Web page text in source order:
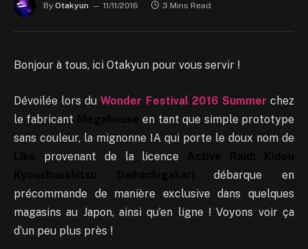
By Otakyun 11/11/2016 3 Mins Read
Bonjour à tous, ici Otakyun pour vous servir !
Dévoilée lors duWonder Festival 2016 Summer chez
le fabricant
en tant que simple prototype
sans couleur, la mignonne IA qui porte le doux nom de
provenant de la licence
débarque en
précommande de manière exclusive dans quelques
magasins au Japon, ainsi qu’en ligne ! Voyons voir ça
d’un peu plus près !